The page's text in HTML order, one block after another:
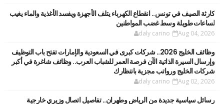
كارثة الصيف في تونس.. انقطاع الكهرباء يتلف الأجهزة ويفسد الأغذية والماء يغيب
لساعات طويلة وسط غضب المواطنين
daly carino Aug 04, 2026
وظائف الخليج 2026.. شركات كبرى في السعودية والإمارات تفتح باب التوظيف
وإرسال السيرة الذاتية الآن فرصة العمر للشباب العرب.. وظائف شاغرة في أكبر
شركات الخليج ورواتب مجزية بانتظارك
daly carino Aug 02, 2026
رسائل سياسية جديدة من الرياض وطهران.. تفاصيل اتصال وزيري خارجية